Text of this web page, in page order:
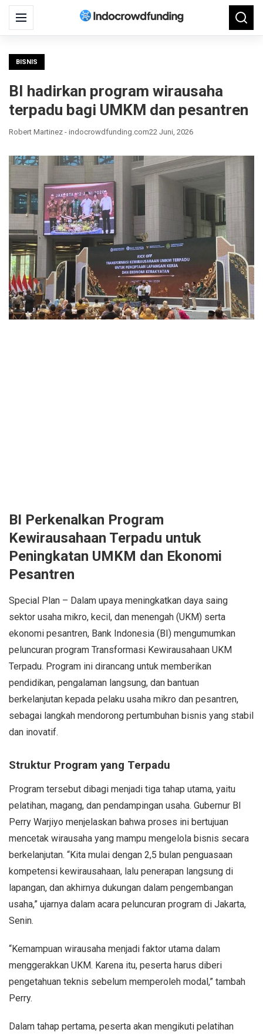
Menu
Search
for:
BISNIS
BI hadirkan program wirausaha
terpadu bagi UMKM dan pesantren
Robert Martinez - indocrowdfunding.com22 Juni, 2026
BI Perkenalkan Program
Kewirausahaan Terpadu untuk
Peningkatan UMKM dan Ekonomi
Pesantren
Special Plan – Dalam upaya meningkatkan daya saing
sektor usaha mikro, kecil, dan menengah (UKM) serta
ekonomi pesantren, Bank Indonesia (BI) mengumumkan
peluncuran program Transformasi Kewirausahaan UKM
Terpadu. Program ini dirancang untuk memberikan
pendidikan, pengalaman langsung, dan bantuan
berkelanjutan kepada pelaku usaha mikro dan pesantren,
sebagai langkah mendorong pertumbuhan bisnis yang stabil
dan inovatif.
Struktur Program yang Terpadu
Program tersebut dibagi menjadi tiga tahap utama, yaitu
pelatihan, magang, dan pendampingan usaha. Gubernur BI
Perry Warjiyo menjelaskan bahwa proses ini bertujuan
mencetak wirausaha yang mampu mengelola bisnis secara
berkelanjutan. “Kita mulai dengan 2,5 bulan penguasaan
kompetensi kewirausahaan, lalu penerapan langsung di
lapangan, dan akhirnya dukungan dalam pengembangan
usaha,” ujarnya dalam acara peluncuran program di Jakarta,
Senin.
“Kemampuan wirausaha menjadi faktor utama dalam
menggerakkan UKM. Karena itu, peserta harus diberi
pengetahuan teknis sebelum memperoleh modal,” tambah
Perry.
Dalam tahap pertama, peserta akan mengikuti pelatihan